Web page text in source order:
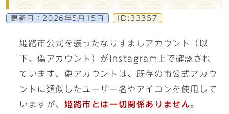
更新日： 2026年5月15日 ID:33357
姫路市公式を装ったなりすましアカウント（以
下、偽アカウント）がInstagram上で確認され
ています。偽アカウントは、既存の市公式アカウ
ントに類似したユーザー名やアイコンを使用して
いますが、 姫路市とは一切関係ありません。